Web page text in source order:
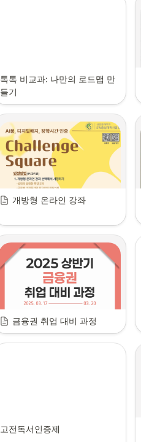
톡톡 비교과: 나만의 로드맵 만
들기
개방형 온라인 강좌
금융권 취업 대비 과정
고전독서인증제